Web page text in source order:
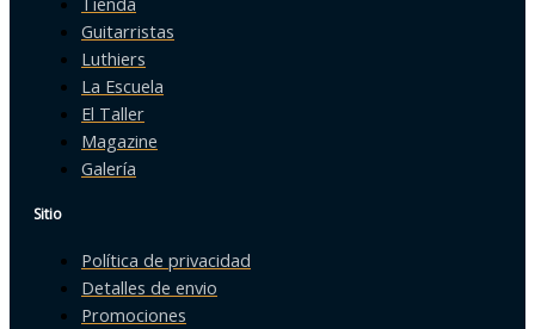
Guitarristas
Luthiers
La Escuela
El Taller
Magazine
Galería
Sitio
Política de privacidad
Detalles de envio
Promociones